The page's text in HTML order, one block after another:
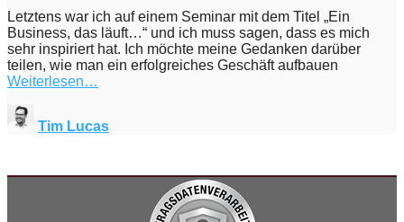
Letztens war ich auf einem Seminar mit dem Titel „Ein
Business, das läuft…“ und ich muss sagen, dass es mich
sehr inspiriert hat. Ich möchte meine Gedanken darüber
teilen, wie man ein erfolgreiches Geschäft aufbauen
Weiterlesen…
Tim Lucas